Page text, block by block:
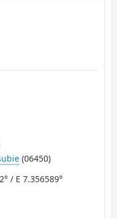
(06450)
/ E 7.356589°